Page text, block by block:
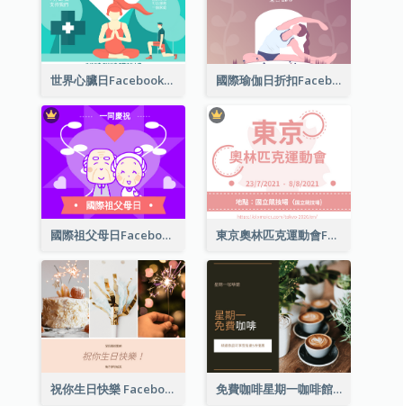
世界心臟日Facebook帖子 國際瑜伽日折扣Facebook帖子
國際祖父母日Facebook帖子 東京奧林匹克運動會Facebook帖子
祝你生日快樂 Facebook 帖子 免費咖啡星期一咖啡館 Facebook 帖子